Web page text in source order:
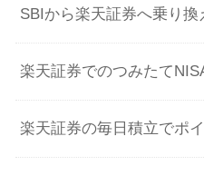
SBIから楽天証券へ乗り換
楽天証券でのつみたて
楽天証券の毎日積立でポ